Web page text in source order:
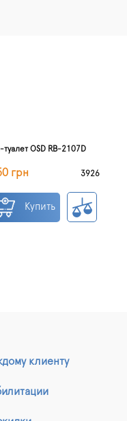
туалет OSD RB-2107D
грн 3926
Купить
клиенту